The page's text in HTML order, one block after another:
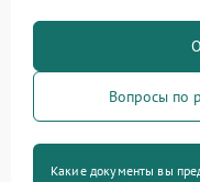
Вопросы по
Какие документы вы